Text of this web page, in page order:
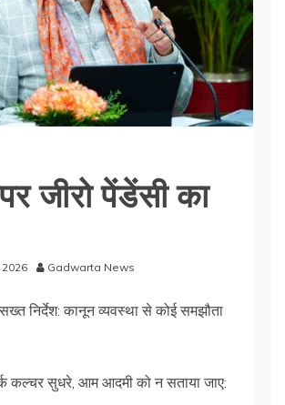
जीरो पेंडेंसी का
Gadwarta News
निर्देश: कानून व्यवस्था से कोई समझौता
कल्चर सुधरे, आम आदमी को न सताया जाए: